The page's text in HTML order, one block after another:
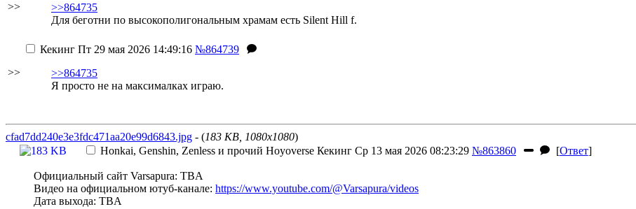
>>
>>864735
Для беготни по высокополигональным храмам есть Silent Hill f.
>>
Кекинг Пт 29 мая 2026 14:49:16 №864739
>>864735
Я просто не на максималках играю.
cfad7dd240e3e3fdc471aa20e99d6843.jpg - (183 KB, 1080x1080)
Honkai, Genshin, Zenless и прочий Hoyoverse Кекинг Ср 13 мая 2026 08:23:29 №863860 [Ответ]
Официальный сайт Varsapura: TBA
Видео на официальном ютуб-канале: https://www.youtube.com/@Varsapura/videos
Дата выхода: TBA